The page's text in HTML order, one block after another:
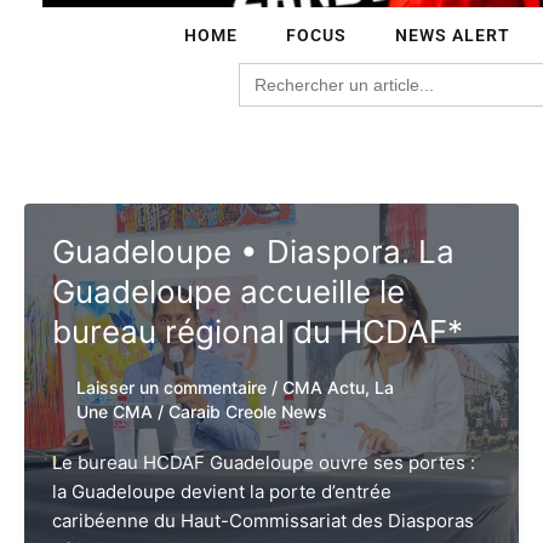
HOME FOCUS NEWS ALERT
Search
for:
Guadeloupe • Diaspora. La
Guadeloupe accueille le
bureau régional du HCDAF*
Laisser un commentaire / CMA Actu, La
Une CMA/ Caraib Creole News
Le bureau HCDAF Guadeloupe ouvre ses portes :
la Guadeloupe devient la porte d’entrée
caribéenne du Haut-Commissariat des Diasporas